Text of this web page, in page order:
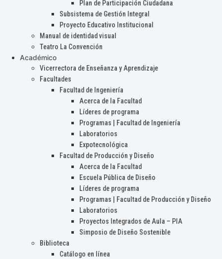
Plan de Participación Ciudadana
Subsistema de Gestión Integral
Proyecto Educativo Institucional
Manual de identidad visual
Teatro La Convención
Académico
Vicerrectora de Enseñanza y Aprendizaje
Facultades
Facultad de Ingeniería
Acerca de la Facultad
Líderes de programa
Programas | Facultad de Ingeniería
Laboratorios
Expotecnológica
Facultad de Producción y Diseño
Acerca de la Facultad
Escuela Pública de Diseño
Líderes de programa
Programas | Facultad de Producción y Diseño
Laboratorios
Proyectos Integrados de Aula – PIA
Simposio de Diseño Sostenible
Biblioteca
Catálogo en línea